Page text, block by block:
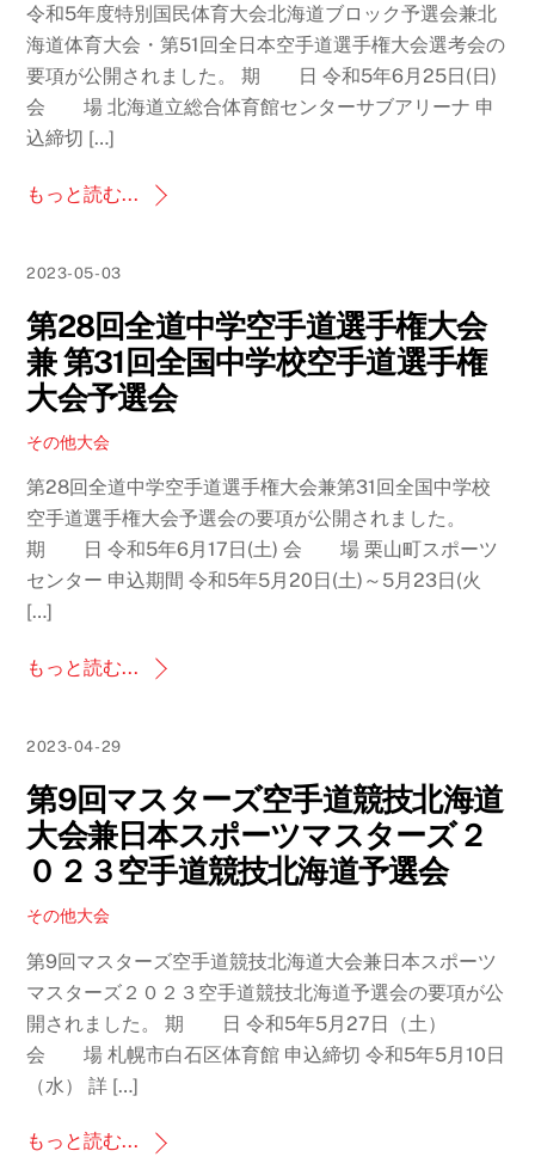
令和5年度特別国民体育大会北海道ブロック予選会兼北
海道体育大会・第51回全日本空手道選手権大会選考会の
要項が公開されました。 期 日 令和5年6月25日(日)
会 場 北海道立総合体育館センターサブアリーナ 申
込締切 […]
もっと読む...
2023-05-03
第28回全道中学空手道選手権大会
兼 第31回全国中学校空手道選手権
大会予選会
その他大会
第28回全道中学空手道選手権大会兼第31回全国中学校
空手道選手権大会予選会の要項が公開されました。
期 日 令和5年6月17日(土) 会 場 栗山町スポーツ
センター 申込期間 令和5年5月20日(土)～5月23日(火
[…]
もっと読む...
2023-04-29
第9回マスターズ空手道競技北海道
大会兼日本スポーツマスターズ２
０２３空手道競技北海道予選会
その他大会
第9回マスターズ空手道競技北海道大会兼日本スポーツ
マスターズ２０２３空手道競技北海道予選会の要項が公
開されました。 期 日 令和5年5月27日（土）
会 場 札幌市白石区体育館 申込締切 令和5年5月10日
（水） 詳 […]
もっと読む...